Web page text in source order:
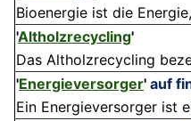
Bioenergie ist die
'Altholzrecycling'
Das Altholzrecycling
'Energieversorger' auf
Ein Energieversorger ist